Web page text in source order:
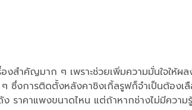
สำคัญมาก ๆ เพราะช่วยเพิ่มความมั่นใจให้ผ
ซึ่งการติดตั้งหลังคาชิงเกิ้ลรูฟก็จำเป็นต้อง
ราคาแพงขนาดไหน แต่ถ้าหากช่างไม่มีความ